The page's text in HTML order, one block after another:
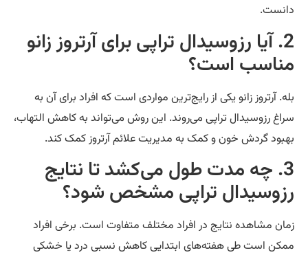
2. آیا رزوسیدال تراپی برای آرتروز زانو
است؟
آرتروز زانو یکی از رایج‌ترین مواردی است که افراد برای آن به
رزوسیدال تراپی می‌روند. این روش می‌تواند به کاهش التهاب،
گردش خون و کمک به مدیریت علائم آرتروز کمک کند.
3. چه مدت طول می‌کشد تا نتایج
تراپی مشخص شود؟
مشاهده نتایج در افراد مختلف متفاوت است. برخی افراد
است طی هفته‌های ابتدایی کاهش نسبی درد یا خشکی